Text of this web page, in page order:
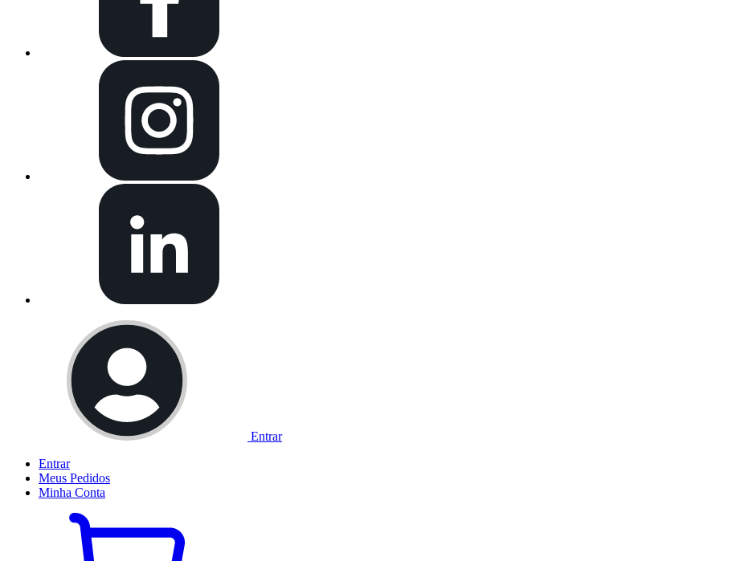
Entrar
Entrar
Meus Pedidos
Minha Conta